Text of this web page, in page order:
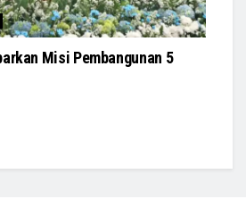
Misi Pembangunan 5